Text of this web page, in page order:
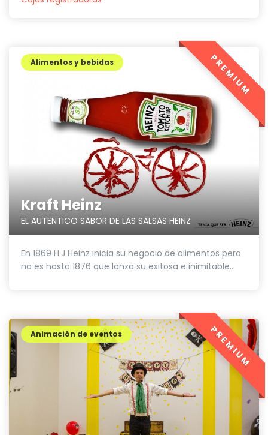
Kraft Heinz
EL AUTENTICO SABOR DE LAS SALSAS HEINZ
Alimentos y bebidas
En 1869 H.J Heinz inicia su negocio de alimentos pero
no es hasta 1876 que lanza su exitosa e inimitable...
PREMIUM
Animación de eventos PREMIUM